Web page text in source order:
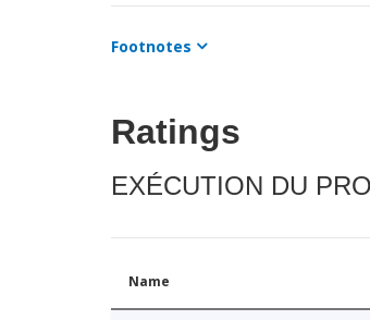
Footnotes
Ratings
EXÉCUTION DU
Name